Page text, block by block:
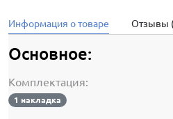
Информация о товаре Отзывы
Основное:
Комплектация:
1 накладка